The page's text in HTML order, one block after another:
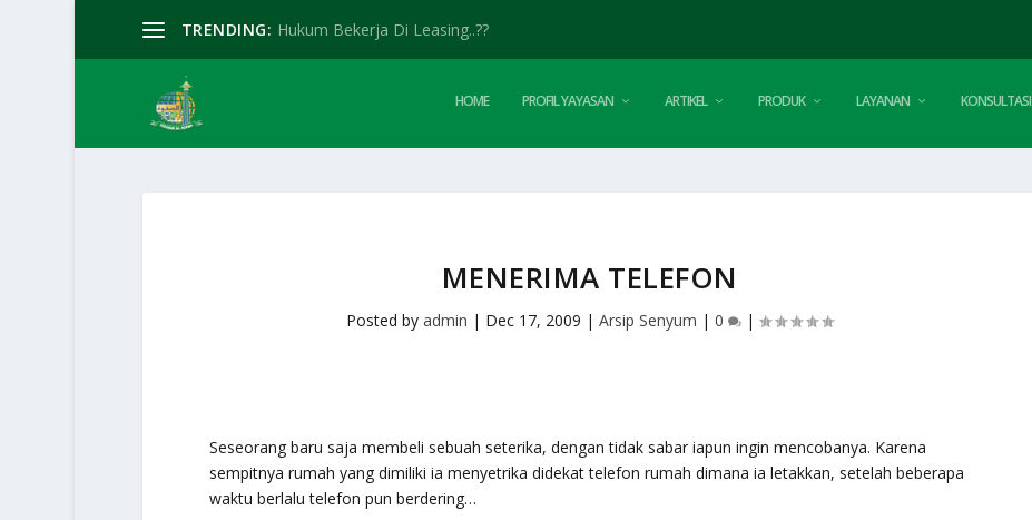
TRENDING: Hukum Bekerja Di Leasing..??
HOME PROFIL YAYASAN ARTIKEL PRODUK LAYANAN KONSULTASI
MENERIMA TELEFON
Posted byadmin | Dec 17, 2009 |Arsip Senyum |0 |
Seseorang baru saja membeli sebuah seterika, dengan tidak sabar iapun ingin mencobanya. Karena
sempitnya rumah yang dimiliki ia menyetrika didekat telefon rumah dimana ia letakkan, setelah beberapa
waktu berlalu telefon pun berdering…